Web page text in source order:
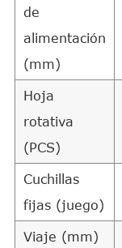
de
alimentación
(mm)
Hoja
rotativa
(PCS)
Cuchillas
fijas (juego)
Viaje (mm)